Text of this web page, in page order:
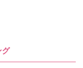
グ